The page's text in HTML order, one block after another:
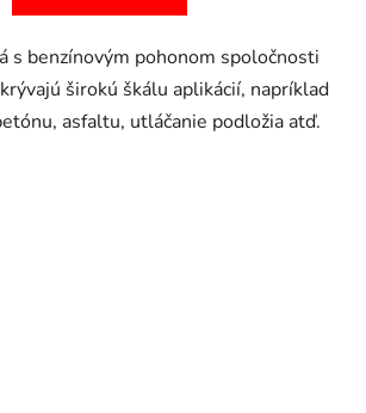
s benzínovým pohonom spoločnosti
širokú škálu aplikácií, napríklad
asfaltu, utláčanie podložia atď.